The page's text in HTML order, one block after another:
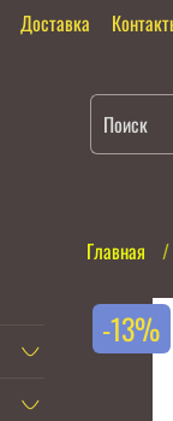
Доставка
Главная
-13%